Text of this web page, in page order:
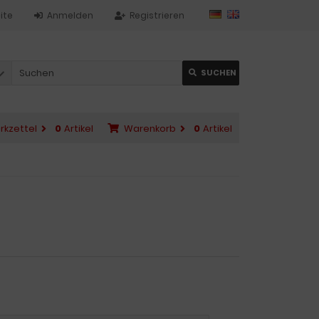
Registrieren
Anmelden
SUCHEN
Warenkorb 0 Artikel
0 Artikel